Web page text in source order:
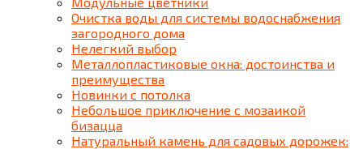
Очистка воды для системы водоснабжения
загородного дома
Нелегкий выбор
Металлопластиковые окна: достоинства и
преимущества
Новинки с потолка
Небольшое приключение с мозаикой
бизацца
Натуральный камень для садовых дорожек: